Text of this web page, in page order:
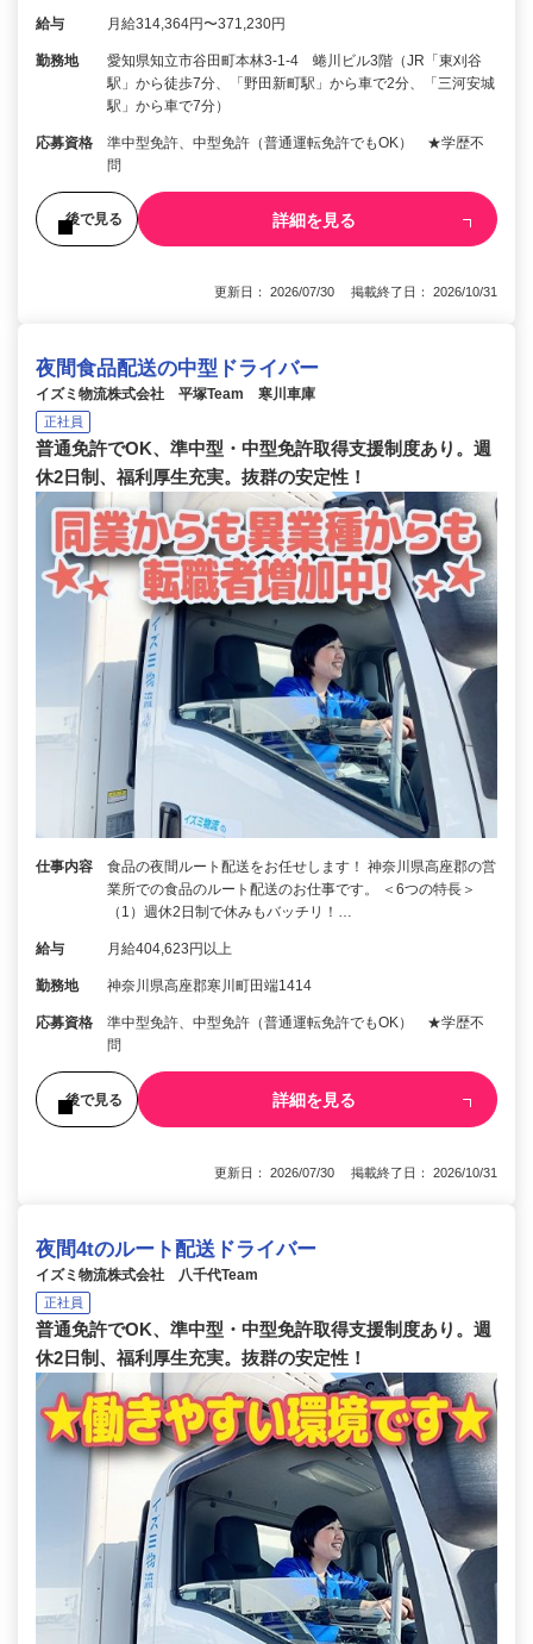
給与 月給314,364円〜371,230円
勤務地
愛知県知立市谷田町本林3-1-4 蜷川ビル3階（JR「東刈谷
駅」から徒歩7分、「野田新町駅」から車で2分、「三河安城
駅」から車で7分）
応募資格
準中型免許、中型免許（普通運転免許でもOK） ★学歴不
問
後で見る 詳細を見る
更新日： 2026/07/30 掲載終了日： 2026/10/31
夜間食品配送の中型ドライバー
イズミ物流株式会社 平塚Team 寒川車庫
正社員
普通免許でOK、準中型・中型免許取得支援制度あり。週
休2日制、福利厚生充実。抜群の安定性！
仕事内容
食品の夜間ルート配送をお任せします！ 神奈川県高座郡の営
業所での食品のルート配送のお仕事です。 ＜6つの特長＞
（1）週休2日制で休みもバッチリ！…
給与 月給404,623円以上
勤務地 神奈川県高座郡寒川町田端1414
応募資格
準中型免許、中型免許（普通運転免許でもOK） ★学歴不
問
後で見る 詳細を見る
更新日： 2026/07/30 掲載終了日： 2026/10/31
夜間4tのルート配送ドライバー
イズミ物流株式会社 八千代Team
正社員
普通免許でOK、準中型・中型免許取得支援制度あり。週
休2日制、福利厚生充実。抜群の安定性！